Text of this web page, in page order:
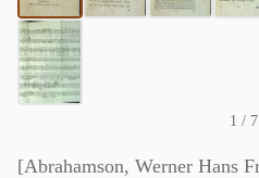
1 / 7
[Abrahamson, Werner Hans